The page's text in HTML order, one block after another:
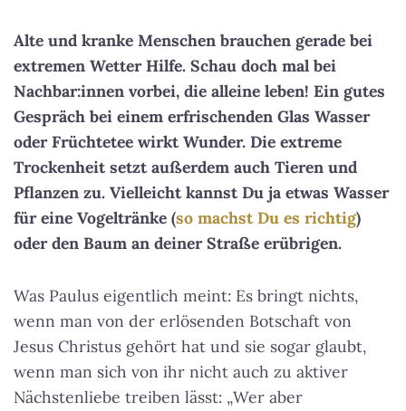
Alte und kranke Menschen brauchen gerade bei
extremen Wetter Hilfe. Schau doch mal bei
Nachbar:innen vorbei, die alleine leben! Ein gutes
Gespräch bei einem erfrischenden Glas Wasser
oder Früchtetee wirkt Wunder. Die extreme
Trockenheit setzt außerdem auch Tieren und
Pflanzen zu. Vielleicht kannst Du ja etwas Wasser
für eine Vogeltränke (so machst Du es richtig)
oder den Baum an deiner Straße erübrigen.
Was Paulus eigentlich meint: Es bringt nichts,
wenn man von der erlösenden Botschaft von
Jesus Christus gehört hat und sie sogar glaubt,
wenn man sich von ihr nicht auch zu aktiver
Nächstenliebe treiben lässt: „Wer aber